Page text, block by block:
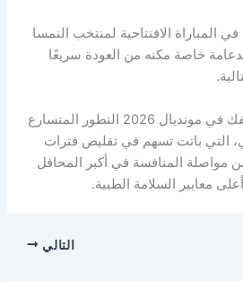
المباراة الافتتاحية لمنتخب النمسا
خاصة مكنه من العودة سريعًا
ويعكس انتشار دعامات الفك في مونديال 2026 التطور المتسارع
التي باتت تسهم في تقليص فترات
مواصلة المنافسة في أكبر المحافل
معايير السلامة الطبية.
التالي